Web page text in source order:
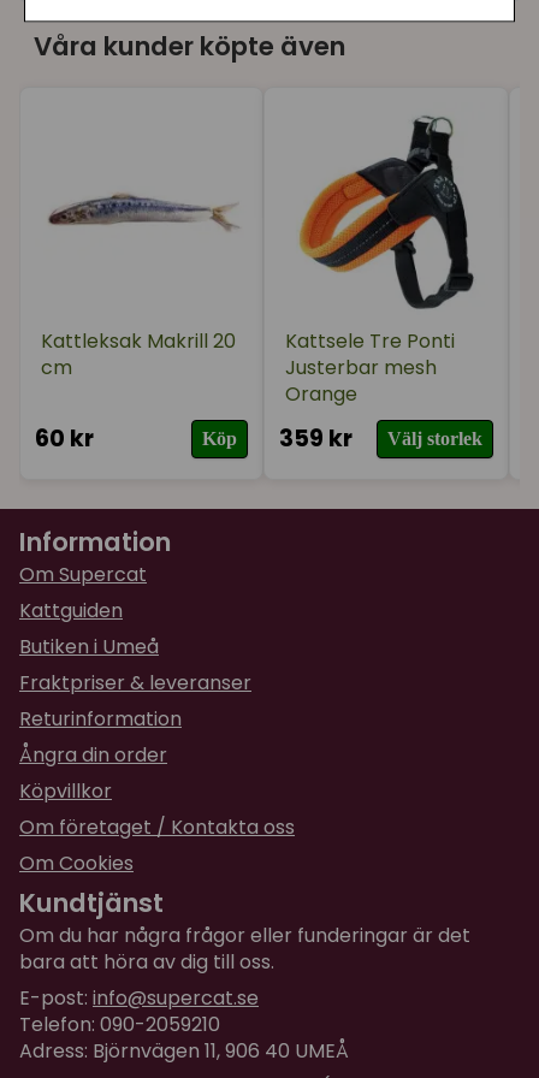
Ann
för 2 år sedan
★★★★★
Våra kunder köpte även
Kattleksak Makrill 20
cm
60 kr Köp
Kattsele Tre Ponti
Justerbar mesh
Orange
359 kr Välj storlek
Information
Om Supercat
Kattguiden
Butiken i Umeå
Fraktpriser & leveranser
Returinformation
Ångra din order
Köpvillkor
Om företaget / Kontakta oss
Om Cookies
Kundtjänst
Om du har några frågor eller funderingar är det
bara att höra av dig till oss.
E-post: info@supercat.se
Telefon: 090-2059210
Adress: Björnvägen 11, 906 40 UMEÅ